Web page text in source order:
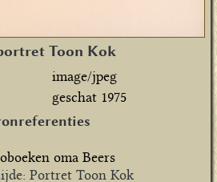
Toon Kok
image/jpeg
geschat 1975
oma Beers
Portret Toon Kok